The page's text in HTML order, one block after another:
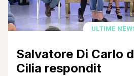
ULTIME
Salvatore Di Carlo
Cilia respondit